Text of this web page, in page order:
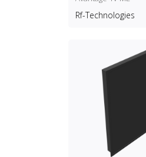
Rf-Technologies